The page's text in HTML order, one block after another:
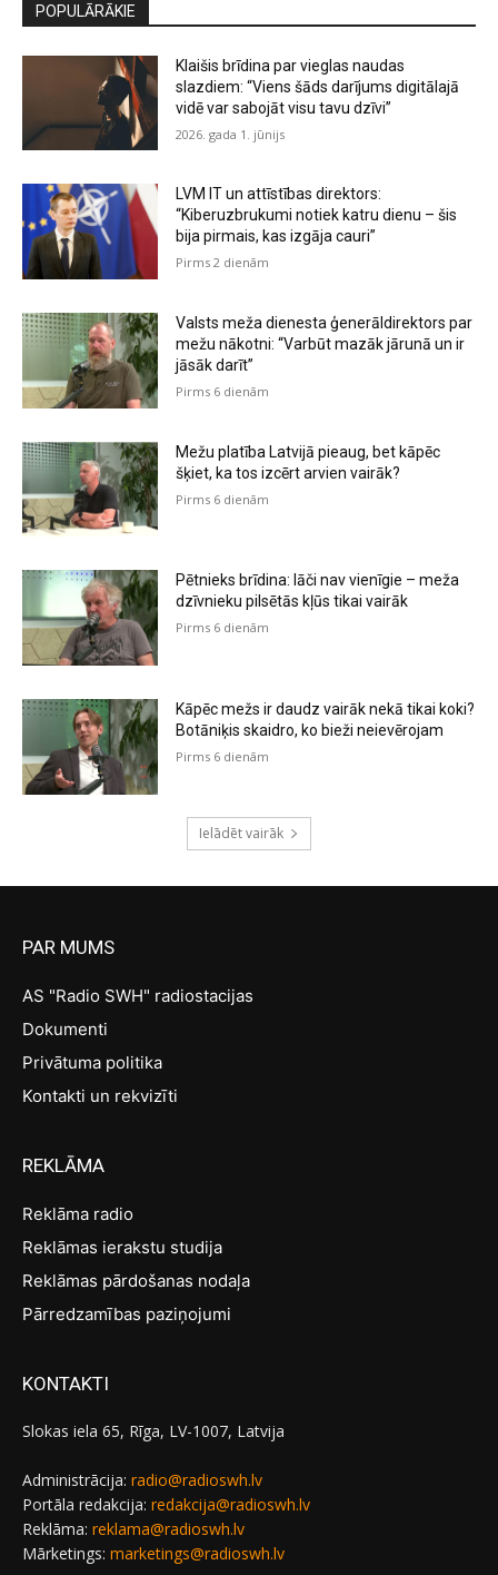
POPULĀRĀKIE
Klaišis brīdina par vieglas naudas
slazdiem: “Viens šāds darījums digitālajā
vidē var sabojāt visu tavu dzīvi”
2026. gada 1. jūnijs
LVM IT un attīstības direktors:
“Kiberuzbrukumi notiek katru dienu – šis
bija pirmais, kas izgāja cauri”
Pirms 2 dienām
Valsts meža dienesta ģenerāldirektors par
mežu nākotni: “Varbūt mazāk jārunā un ir
jāsāk darīt”
Pirms 6 dienām
Mežu platība Latvijā pieaug, bet kāpēc
šķiet, ka tos izcērt arvien vairāk?
Pirms 6 dienām
Pētnieks brīdina: lāči nav vienīgie – meža
dzīvnieku pilsētās kļūs tikai vairāk
Pirms 6 dienām
Kāpēc mežs ir daudz vairāk nekā tikai koki?
Botāniķis skaidro, ko bieži neievērojam
Pirms 6 dienām
Ielādēt vairāk
PAR MUMS
AS "Radio SWH" radiostacijas
Dokumenti
Privātuma politika
Kontakti un rekvizīti
REKLĀMA
Reklāma radio
Reklāmas ierakstu studija
Reklāmas pārdošanas nodaļa
Pārredzamības paziņojumi
KONTAKTI
Slokas iela 65, Rīga, LV-1007, Latvija
Administrācija: radio@radioswh.lv
Portāla redakcija: redakcija@radioswh.lv
Reklāma: reklama@radioswh.lv
Mārketings: marketings@radioswh.lv